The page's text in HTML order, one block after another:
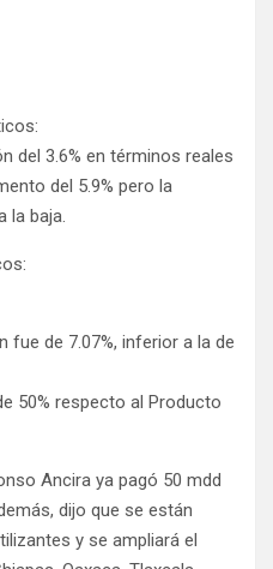
del 3.6% en términos reales
del 5.9% pero la
la baja.
fue de 7.07%, inferior a la de
50% respecto al Producto
Ancira ya pagó 50 mdd
dijo que se están
y se ampliará el